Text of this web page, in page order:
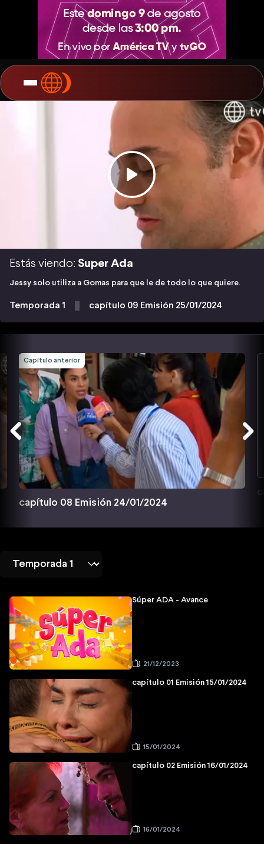
Estás viendo: Super Ada
Jessy solo utiliza a Gomas para que le de todo lo que quiere.
Temporada 1 capítulo 09 Emisión 25/01/2024
Capítulo anterior
capítulo 08 Emisión 24/01/2024
Súper ADA - Avance
21/12/2023
capítulo 01 Emisión 15/01/2024
15/01/2024
capítulo 02 Emisión 16/01/2024
16/01/2024